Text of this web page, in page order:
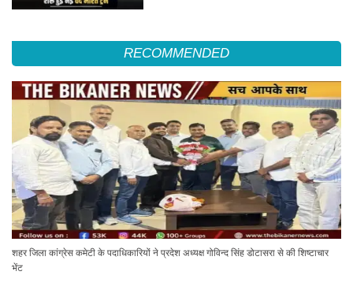
RECOMMENDED
शहर जिला कांग्रेस कमेटी के पदाधिकारियों ने प्रदेश अध्यक्ष गोविन्द सिंह डोटासरा से की शिष्टाचार
भेंट